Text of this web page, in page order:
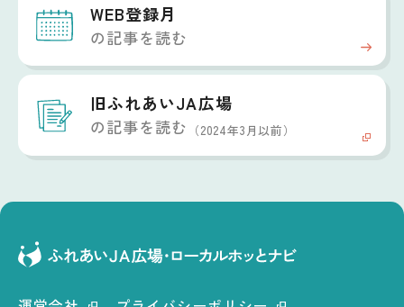
WEB登録月
の記事を読む
旧ふれあいJA広場
の記事を読む （2024年3月以前）